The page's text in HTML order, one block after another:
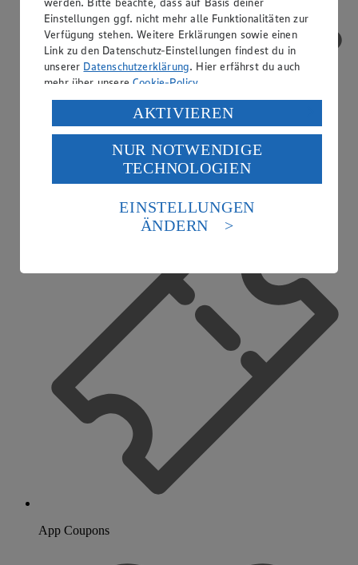
Mobiles Bezahlen
App Coupons
Einstellungen ggf. nicht mehr alle Funktionalitäten zur
Verfügung stehen. Weitere Erklärungen sowie einen
Link zu den Datenschutz-Einstellungen findest du in
unserer Datenschutzerklärung. Hier erfährst du auch
mehr über unsereCookie-Policy.
Verarbeitung deiner personenbezogenen Daten in den
USA durch Facebook und YouTube:
Wenn du auf „Aktivieren“ klickst, willigst du im Sinne
des Art. 49 Abs. 1 Satz 1 lit. a) DSGVO ein, dass deine
Daten in den USA verarbeitet werden. Der EuGH sieht
die USA als Land mit einem nach europäischen
Standards nicht angemessenen Datenschutzniveau an.
Es besteht das Risiko eines Zugriffs durch US-
Informationen zum Herausgeber der Seite findest du
AKTIVIEREN
NUR NOTWENDIGE
TECHNOLOGIEN
EINSTELLUNGEN
ÄNDERN